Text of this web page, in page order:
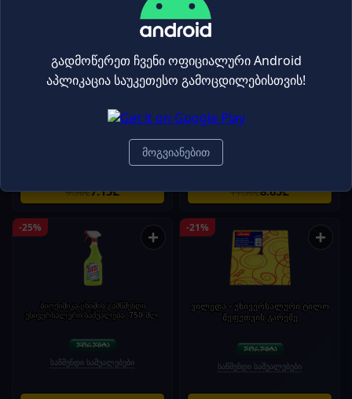
+
ბიოქიმიკა-ქვის იატაკის საწმენდი
9.50₾7.15₾
-25%
ბიოქიმიკა-ხის ზედაპირების
11.50₾8.65₾
-25% +
ბიოქიმიკა-ცხიმის გამწმენდი
უნივერსალური საშუალება. 750 მლ.
საწმენდი საშუალებები
-21% +
ვილედა - უნივერსალური ტილო
შეფუთვის გარეშე
საწმენდი საშუალებები
გადმოწერეთ ჩვენი ოფიციალური Android
აპლიკაცია საუკეთესო გამოცდილებისთვის!
მოგვიანებით